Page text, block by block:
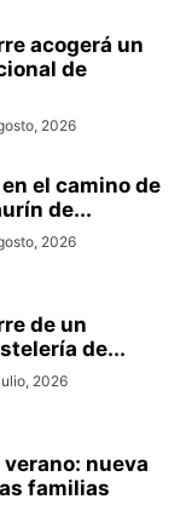
acogerá un
de
2026
el camino de
de...
2026
de un
de...
2026
nueva
familias